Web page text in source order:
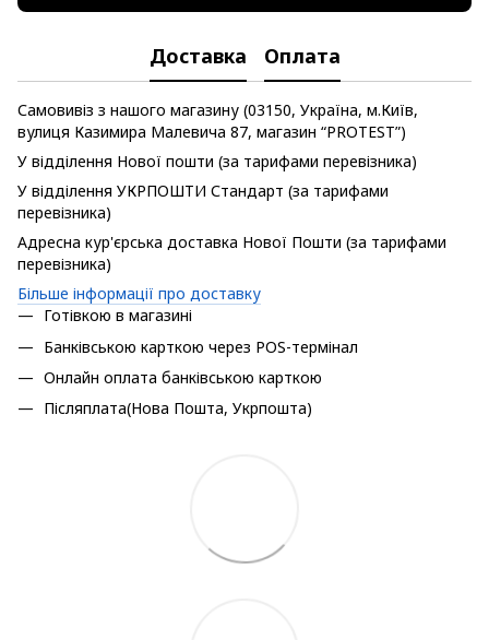
Доставка Оплата
Самовивіз з нашого магазину (03150, Україна, м.Київ,
вулиця Казимира Малевича 87, магазин “PROTEST”)
У відділення Нової пошти (за тарифами перевізника)
У відділення УКРПОШТИ Стандарт (за тарифами
перевізника)
Адресна кур'єрська доставка Нової Пошти (за тарифами
перевізника)
Більше інформації про доставку
Готівкою в магазині
Банківською карткою через POS-термінал
Онлайн оплата банківською карткою
Післяплата(Нова Пошта, Укрпошта)